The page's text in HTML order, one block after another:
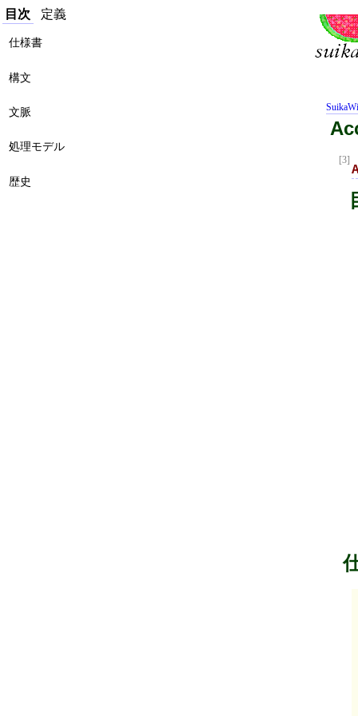
[3]
目次 定義
仕様書
構文
文脈
処理モデル
歴史